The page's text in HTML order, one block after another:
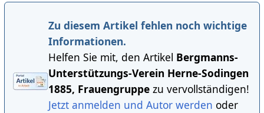
Zu diesem Artikel fehlen noch wichtige
Informationen.
Helfen Sie mit, den Artikel Bergmanns-
Unterstützungs-Verein Herne-Sodingen
1885, Frauengruppezu vervollständigen!
Jetzt anmelden und Autor werden oder